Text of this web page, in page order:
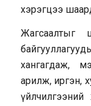
хэрэгцээ
Жагсаалтыг
хангагдаж,
арилж, иргэн,